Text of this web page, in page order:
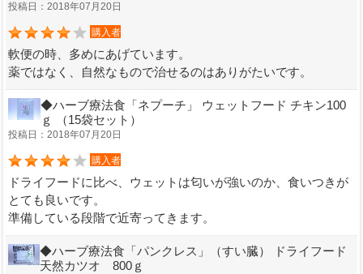
投稿日：2018年07月20日
購入者
軟便の時、多めにあげています。
薬ではなく、自然なもので治せるのはありがたいです。
◆ハーブ療法食「ネプーチ」 ウェットフード チキン100
ｇ （15袋セット）
投稿日：2018年07月20日
購入者
ドライフードに比べ、ウェットは匂いが強いのか、食いつきが
とても良いです。
準備している段階で近寄ってきます。
◆ハーブ療法食「パンクレス」（すい臓） ドライフード
天然カツオ 800ｇ